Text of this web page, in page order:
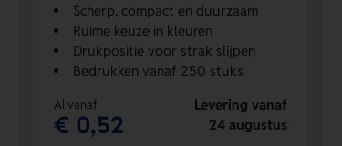
Scherp, compact en duurzaam
Ruime keuze in kleuren
Drukpositie voor strak slijpen
Bedrukken vanaf 250 stuks
Al vanaf
€ 0,52
Levering vanaf
24 augustus